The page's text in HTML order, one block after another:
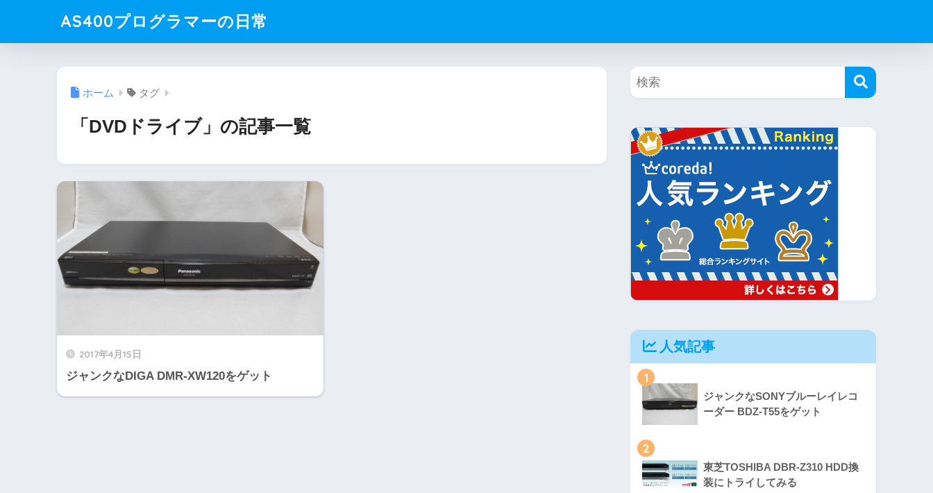
AS400プログラマーの日常
ホーム タグ
「DVDドライブ」の記事一覧
2017年4月15日
ジャンクなDIGA DMR-XW120をゲット
人気記事
1
ジャンクなSONYブルーレイレコ
ーダー BDZ-T55をゲット
2
東芝TOSHIBA DBR-Z310 HDD換
装にトライしてみる